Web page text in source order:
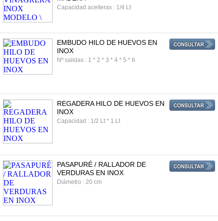
Capacidad aceiteras : 1/4 Lt
EMBUDO HILO DE HUEVOS EN
INOX
Nº salidas : 1 * 2 * 3 * 4 * 5 * 6
REGADERA HILO DE HUEVOS EN
INOX
Capacidad : 1/2 Lt * 1 Lt
PASAPURÉ / RALLADOR DE
VERDURAS EN INOX
Diámetro : 20 cm